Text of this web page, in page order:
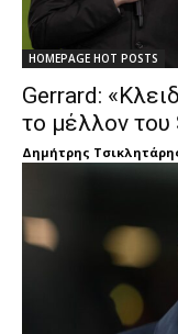
HOMEPAGE HOT POSTS
Gerrard:
το μέλλον του
Δημήτρης